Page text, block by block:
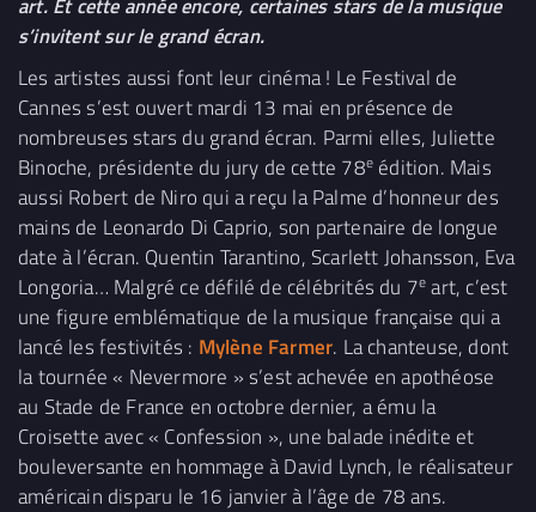
s’invitent sur le grand écran.
Les artistes aussi font leur cinéma ! Le Festival de
Cannes s’est ouvert mardi 13 mai en présence de
nombreuses stars du grand écran. Parmi elles, Juliette
Binoche, présidente du jury de cette 78e édition. Mais
aussi Robert de Niro qui a reçu la Palme d’honneur des
mains de Leonardo Di Caprio, son partenaire de longue
date à l’écran. Quentin Tarantino, Scarlett Johansson, Eva
Longoria… Malgré ce défilé de célébrités du 7e art, c’est
une figure emblématique de la musique française qui a
lancé les festivités : Mylène Farmer. La chanteuse, dont
la tournée « Nevermore » s’est achevée en apothéose
au Stade de France en octobre dernier, a ému la
Croisette avec « Confession », une balade inédite et
bouleversante en hommage à David Lynch, le réalisateur
américain disparu le 16 janvier à l’âge de 78 ans.